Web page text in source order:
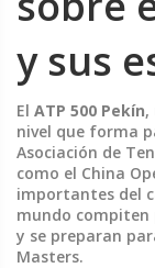
y sus
El ATP 500 Pekín,
nivel que forma
Asociación de
como el China
importantes del
mundo compiten
y se preparan
Masters.